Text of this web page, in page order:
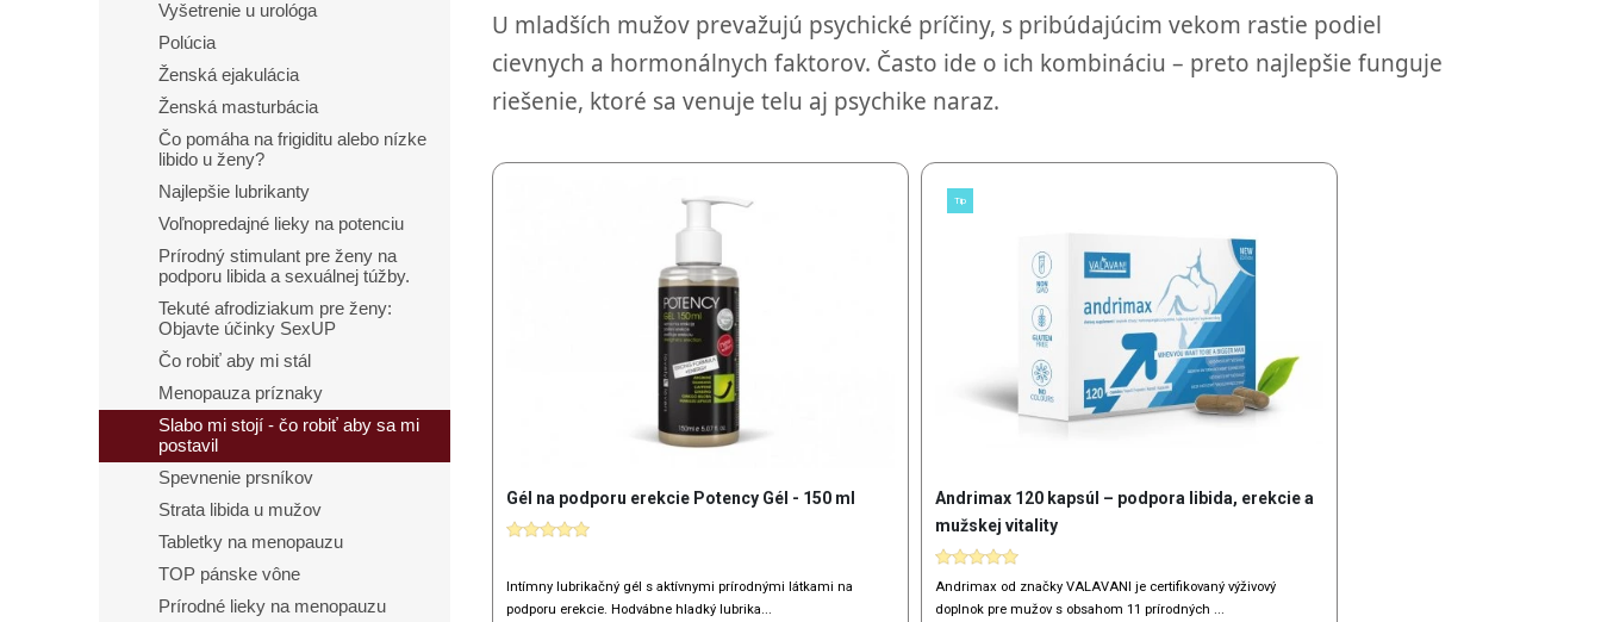
Vyšetrenie u urológa
Polúcia
Ženská ejakulácia
Ženská masturbácia
Čo pomáha na frigiditu alebo nízke
libido u ženy?
Najlepšie lubrikanty
Voľnopredajné lieky na potenciu
Prírodný stimulant pre ženy na
podporu libida a sexuálnej túžby.
Tekuté afrodiziakum pre ženy:
Objavte účinky SexUP
Čo robiť aby mi stál
Menopauza príznaky
Slabo mi stojí - čo robiť aby sa mi
postavil
Spevnenie prsníkov
Strata libida u mužov
Tabletky na menopauzu
TOP pánske vône
Prírodné lieky na menopauzu
U mladších mužov prevažujú psychické príčiny, s pribúdajúcim vekom rastie podiel
cievnych a hormonálnych faktorov. Často ide o ich kombináciu – preto najlepšie funguje
riešenie, ktoré sa venuje telu aj psychike naraz.